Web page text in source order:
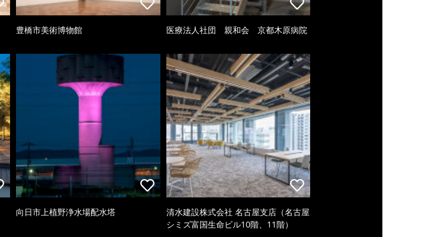
豊橋市美術博物館 医療法人社団 親和会 京都木原病院
向日市上植野浄水場配水塔
清水建設株式会社 名古屋支店（名古屋
シミズ富国生命ビル10階、11階）